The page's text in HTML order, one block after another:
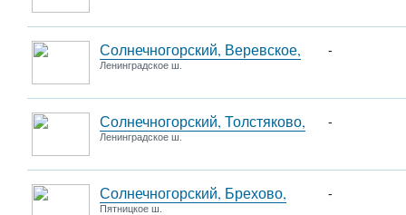
Солнечногорский, Веревское,
Ленинградское ш.
-
Солнечногорский, Толстяково,
Ленинградское ш.
-
Солнечногорский, Брехово,
Пятницкое ш.
-